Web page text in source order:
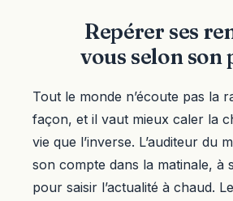
Repérer ses
vous selon
Tout le monde n’écoute pas la
façon, et il vaut mieux caler la
vie que l’inverse. L’auditeur du
son compte dans la matinale, à
pour saisir l’actualité à chaud.